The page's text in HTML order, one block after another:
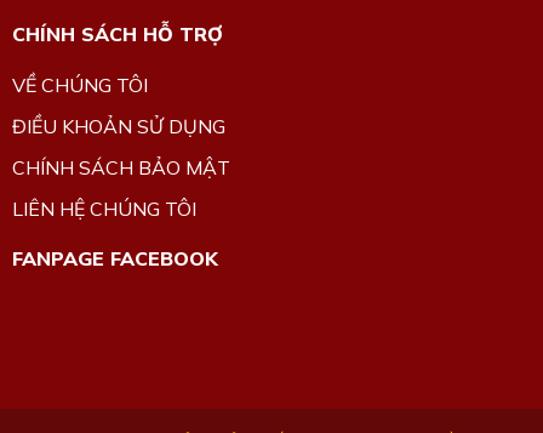
CHÍNH SÁCH HỖ TRỢ
VỀ CHÚNG TÔI
ĐIỀU KHOẢN SỬ DỤNG
CHÍNH SÁCH BẢO MẬT
LIÊN HỆ CHÚNG TÔI
FANPAGE FACEBOOK